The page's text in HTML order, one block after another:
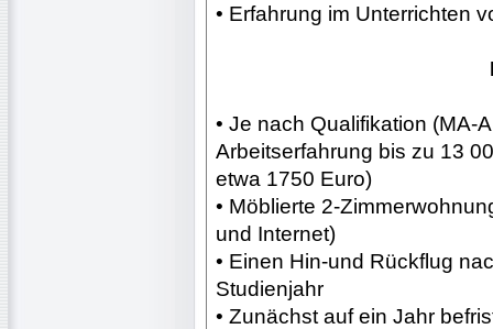
• Erfahrung im Unterrichten
• Je nach Qualifikation (MA-
Arbeitserfahrung bis zu 13
etwa 1750 Euro)
• Möblierte 2-
und Internet)
• Einen Hin-und Rückflug
Studienjahr
• Zunächst auf ein Jahr